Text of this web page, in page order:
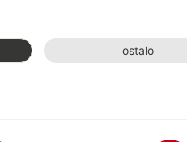
ostalo